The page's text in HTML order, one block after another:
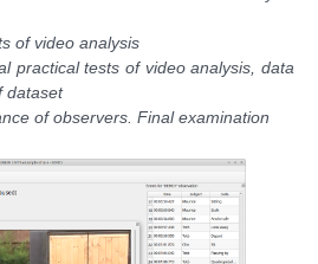
of video analysis
practical tests of video analysis, data
dataset
of observers. Final examination